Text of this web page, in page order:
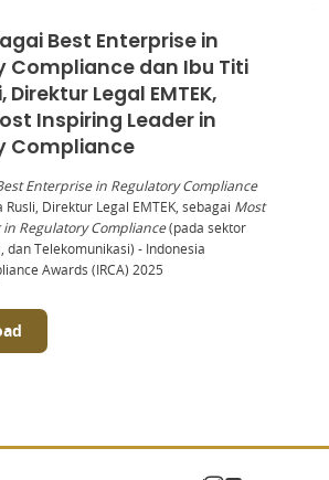
Best Enterprise in
Compliance dan Ibu Titi
Direktur Legal EMTEK,
Inspiring Leader in
Compliance
Enterprise in Regulatory Compliance
Direktur Legal EMTEK, sebagai Most
Regulatory Compliance(pada sektor
dan Telekomunikasi) - Indonesia
Awards (IRCA) 2025